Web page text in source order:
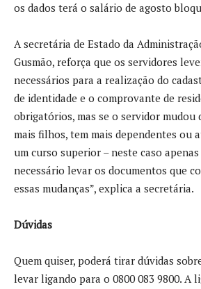
os dados terá o salário de agosto
A secretária de Estado da
Gusmão, reforça que os servidores
necessários para a realização do
de identidade e o comprovante de
obrigatórios, mas se o servidor mudou
mais filhos, tem mais dependentes ou
um curso superior – neste caso
necessário levar os documentos que
essas mudanças”, explica a secretária.
Dúvidas
Quem quiser, poderá tirar dúvidas
levar ligando para o 0800 083 9800. A